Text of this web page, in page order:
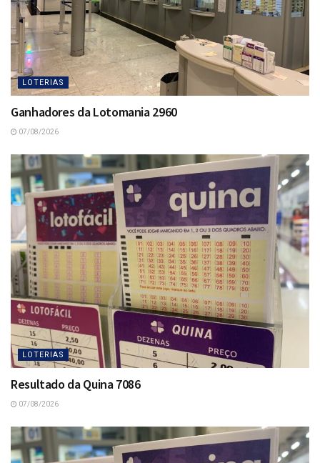
LOTERIAS
Ganhadores da Lotomania 2960
07/08/2026
LOTERIAS
Resultado da Quina 7086
07/08/2026